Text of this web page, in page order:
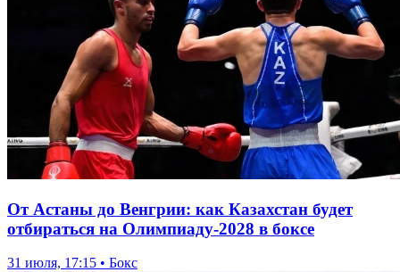
От Астаны до Венгрии: как Казахстан будет
отбираться на Олимпиаду-2028 в боксе
31 июля, 17:15 • Бокс